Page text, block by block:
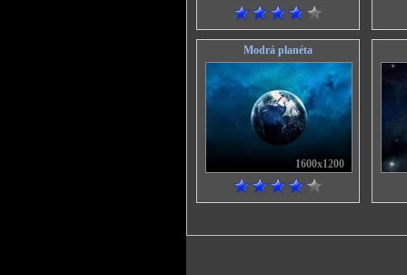
Modrá planéta
1600x1200